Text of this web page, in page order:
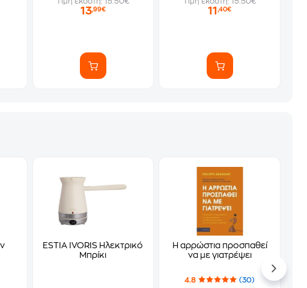
13,99€ 11,40€
ΕSTIA IVORIS Ηλεκτρικό
Μπρίκι
Η αρρώστια προσπαθεί
να με γιατρέψει
4.8
(30)